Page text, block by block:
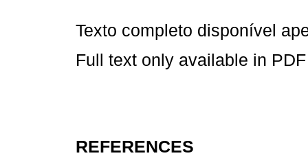
Texto completo disponível
Full text only available in
REFERENCES